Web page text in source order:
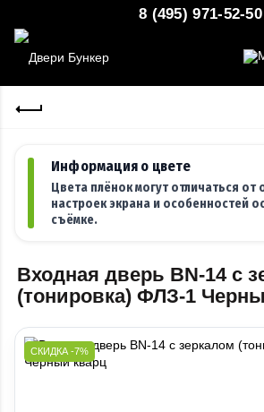
8 (495) 971-52-50
Информация о цвете
Цвета плёнок могут отличаться от
настроек экрана и особенностей
съёмке.
Входная дверь BN-14 с
(тонировка) ФЛЗ-1
СКИДКА -7%